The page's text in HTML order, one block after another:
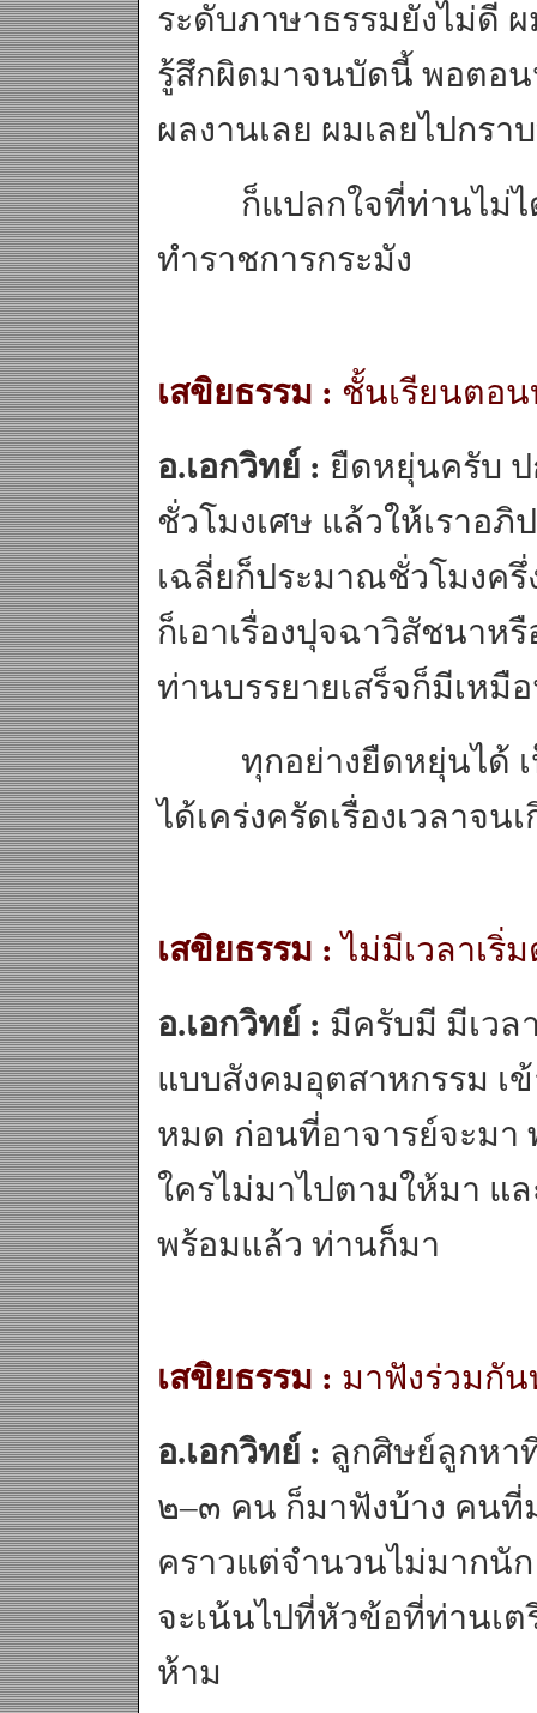
ระดับภาษาธรรมยังไม่ดี
รู้สึกผิดมาจนบัดนี้ พอตอน
ผลงานเลย ผมเลยไปกรา
ก็แปลกใจที่ท่านไม่ได้
ทำราชการกระมัง
เสขิยธรรม : ชั้นเรียนตอน
อ.เอกวิทย์ : ยืดหยุ่นครับ ป
ชั่วโมงเศษ แล้วให้เราอ
เฉลี่ยก็ประมาณชั่วโมงค
ก็เอาเรื่องปุจฉาวิสัชนา
ท่านบรรยายเสร็จก็มีเหมื
ทุกอย่างยืดหยุ่นได้ เป็
ได้เคร่งครัดเรื่องเวลาจน
เสขิยธรรม : ไม่มีเวลาเริ่
อ.เอกวิทย์ : มีครับมี มีเวล
แบบสังคมอุตสาหกรรม เ
หมด ก่อนที่อาจารย์จะมา
ใครไม่มาไปตามให้มา แ
พร้อมแล้ว ท่านก็มา
เสขิยธรรม : มาฟังร่วมกัน
อ.เอกวิทย์ : ลูกศิษย์ลูกหา
๒–๓ คน ก็มาฟังบ้าง คนที่
คราวแต่จำนวนไม่มากนั
จะเน้นไปที่หัวข้อที่ท่านเต
ห้าม